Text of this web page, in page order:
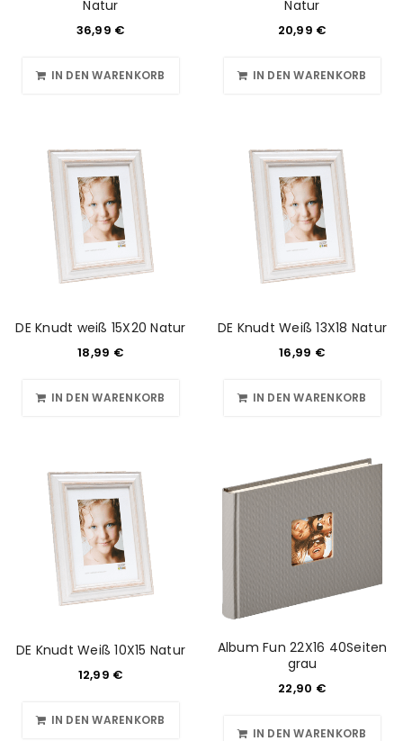
Natur
36,99 €
IN DEN WARENKORB
Natur
20,99 €
IN DEN WARENKORB
DE Knudt weiß 15X20 Natur
18,99 €
IN DEN WARENKORB
DE Knudt Weiß 13X18 Natur
16,99 €
IN DEN WARENKORB
DE Knudt Weiß 10X15 Natur
12,99 €
IN DEN WARENKORB
Album Fun 22X16 40Seiten
grau
22,90 €
IN DEN WARENKORB